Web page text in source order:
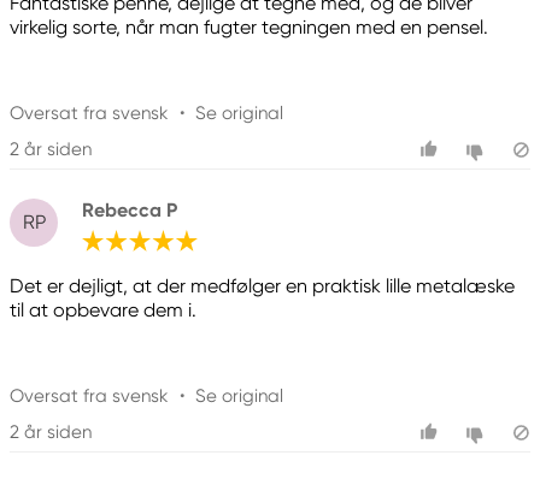
virkelig sorte, når man fugter tegningen med en pensel.
Oversat fra svensk • Se original
2 år siden
RP
Rebecca P
Det er dejligt, at der medfølger en praktisk lille metalæske
til at opbevare dem i.
Oversat fra svensk • Se original
2 år siden